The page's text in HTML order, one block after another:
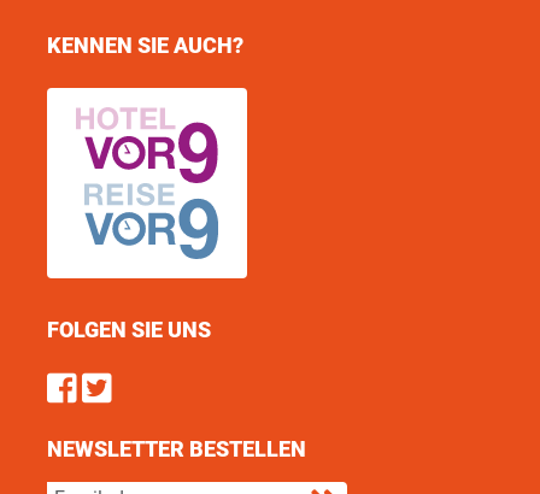
KENNEN SIE AUCH?
FOLGEN SIE UNS
Find us on Facebook
Follow us on Twitter
NEWSLETTER BESTELLEN